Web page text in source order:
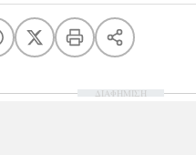
ΔΙΑΦΗΜΙΣΗ